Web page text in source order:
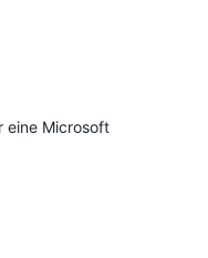
eine Microsoft